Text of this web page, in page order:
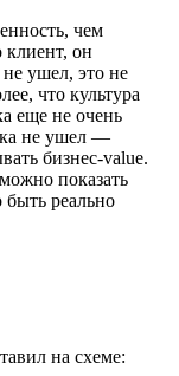
чем
клиент, он
ушел, это не
что культура
еще не очень
не ушел —
бизнес-value.
показать
быть реально
на схеме: